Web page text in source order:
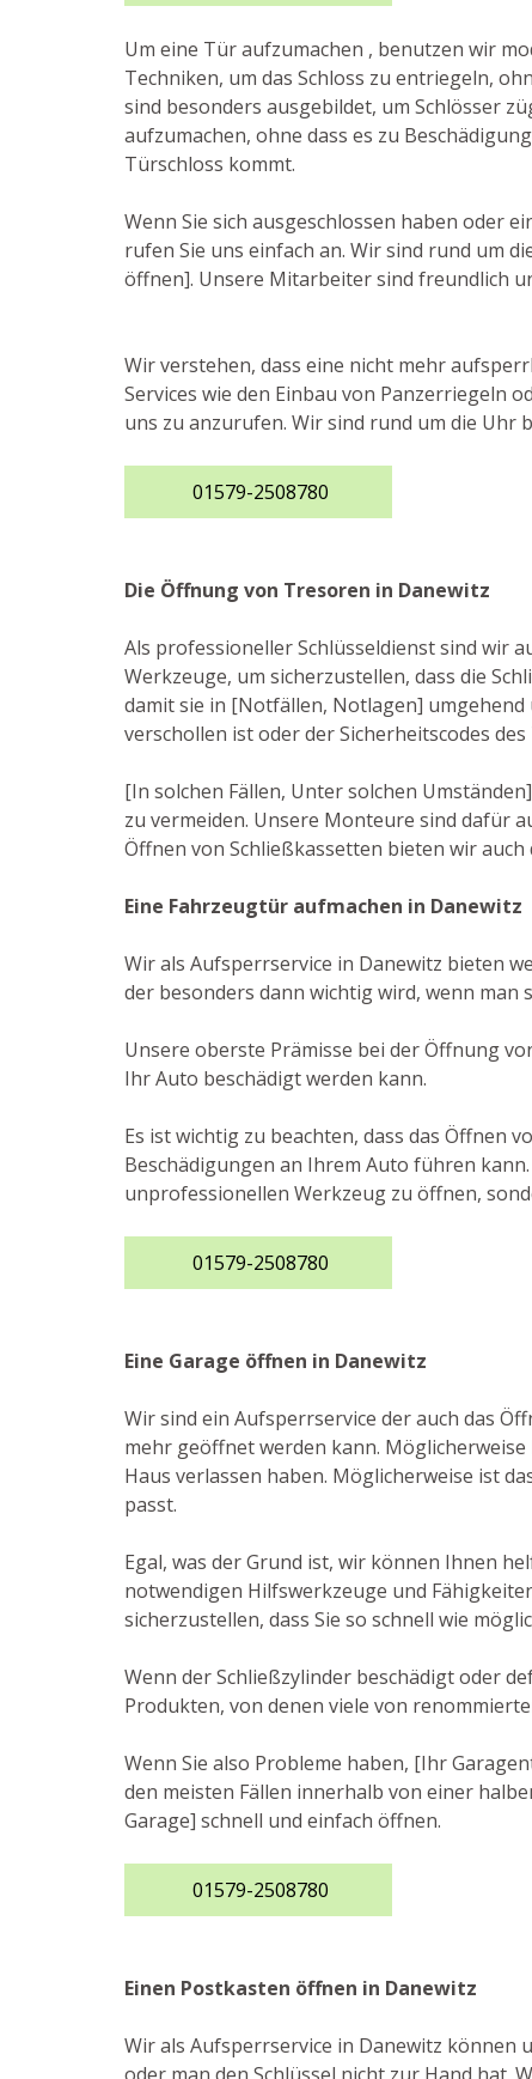
Um eine Tür aufzumachen , benutzen wir
Techniken, um das Schloss zu entriegeln,
sind besonders ausgebildet, um Schlösser
aufzumachen, ohne dass es zu
Türschloss kommt.
Wenn Sie sich ausgeschlossen haben oder
rufen Sie uns einfach an. Wir sind rund um
öffnen]. Unsere Mitarbeiter sind freundlich
Wir verstehen, dass eine nicht mehr
Services wie den Einbau von Panzerriegeln
uns zu anzurufen. Wir sind rund um die Uhr
01579-2508780
Die Öffnung von Tresoren in Danewitz
Als professioneller Schlüsseldienst sind wir
Werkzeuge, um sicherzustellen, dass die
damit sie in [Notfällen, Notlagen] umgehend
verschollen ist oder der Sicherheitscodes
[In solchen Fällen, Unter solchen
zu vermeiden. Unsere Monteure sind dafür
Öffnen von Schließkassetten bieten wir
Eine Fahrzeugtür aufmachen in Danewitz
Wir als Aufsperrservice in Danewitz bieten
der besonders dann wichtig wird, wenn man
Unsere oberste Prämisse bei der Öffnung
Ihr Auto beschädigt werden kann.
Es ist wichtig zu beachten, dass das Öffnen
Beschädigungen an Ihrem Auto führen
unprofessionellen Werkzeug zu öffnen,
01579-2508780
Eine Garage öffnen in Danewitz
Wir sind ein Aufsperrservice der auch das
mehr geöffnet werden kann. Möglicherweise
Haus verlassen haben. Möglicherweise ist
passt.
Egal, was der Grund ist, wir können Ihnen
notwendigen Hilfswerkzeuge und
sicherzustellen, dass Sie so schnell wie
Wenn der Schließzylinder beschädigt oder
Produkten, von denen viele von
Wenn Sie also Probleme haben, [Ihr
den meisten Fällen innerhalb von einer
Garage] schnell und einfach öffnen.
01579-2508780
Einen Postkasten öffnen in Danewitz
Wir als Aufsperrservice in Danewitz können